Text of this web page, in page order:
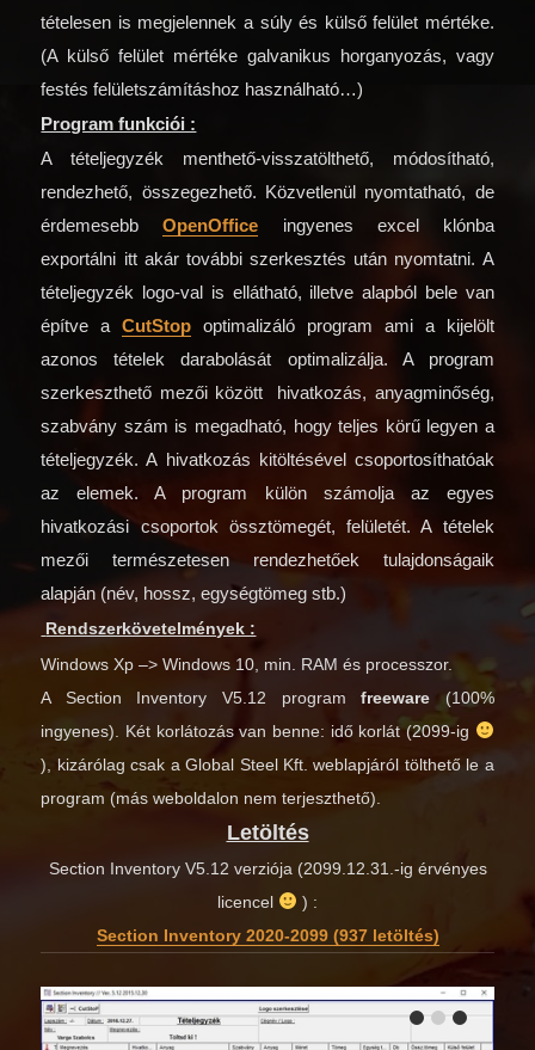
tételesen is megjelennek a súly és külső felület mértéke.
(A külső felület mértéke galvanikus horganyozás, vagy
festés felületszámításhoz használható…)
Program funkciói :
A tételjegyzék menthető-visszatölthető, módosítható,
rendezhető, összegezhető. Közvetlenül nyomtatható, de
érdemesebbOpenOffice ingyenes excel klónba
exportálni itt akár további szerkesztés után nyomtatni. A
tételjegyzék logo-val is ellátható, illetve alapból bele van
építve aCutStop optimalizáló program ami a kijelölt
azonos tételek darabolását optimalizálja. A program
szerkeszthető mezői között hivatkozás, anyagminőség,
szabvány szám is megadható, hogy teljes körű legyen a
tételjegyzék. A hivatkozás kitöltésével csoportosíthatóak
az elemek. A program külön számolja az egyes
hivatkozási csoportok össztömegét, felületét. A tételek
mezői természetesen rendezhetőek tulajdonságaik
alapján (név, hossz, egységtömeg stb.)
Rendszerkövetelmények :
Windows Xp –> Windows 10, min. RAM és processzor.
A Section Inventory V5.12 program freeware (100%
ingyenes). Két korlátozás van benne: idő korlát (2099-ig
), kizárólag csak a Global Steel Kft. weblapjáról tölthető le a
program (más weboldalon nem terjeszthető).
Letöltés
Section Inventory V5.12 verziója (2099.12.31.-ig érvényes
licencel
) :
Section Inventory 2020-2099 (937 letöltés)